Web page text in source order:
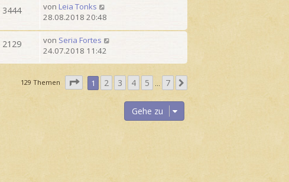
3444 von Leia Tonks
28.08.2018 20:48
2129 von Seria Fortes
24.07.2018 11:42
129 Themen 1 2 3 4 5 7
Gehe zu